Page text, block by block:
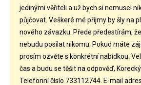
jedinými věřiteli a už bych si nemusel
půjčovat. Veškeré mé příjmy by šly na
nového závazku. Přede předestírám,
nebudu posílat nikomu. Pokud máte
prosím ozvěte s konkrétní nabídkou.
čas a budu se těšit na odpověď,
Telefonní číslo 733112744. E-mail